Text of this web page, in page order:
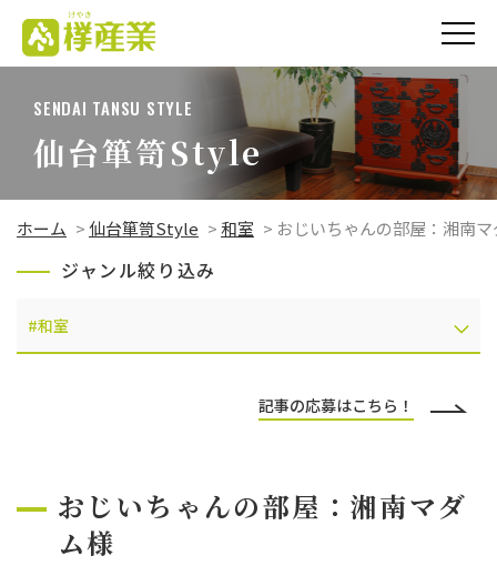
欅（けやき）産業
SENDAI TANSU STYLE
仙台箪笥Style
ホーム > 仙台箪笥Style >和室 > おじいちゃんの部屋：湘南
ジャンル絞り込み
記事の応募はこちら！
おじいちゃんの部屋：湘南マダ
ム様